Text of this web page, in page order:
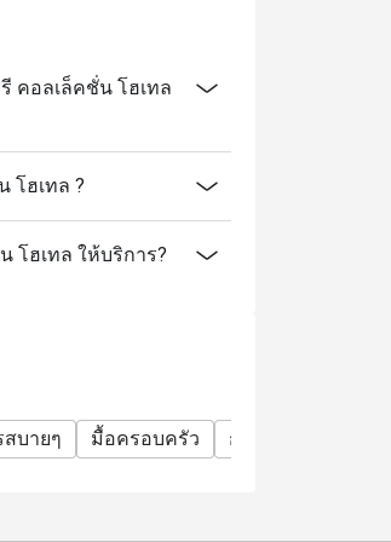
คอลเล็คชั่น โฮเทล
โฮเทล ?
โฮเทล ให้บริการ?
บายๆ มื้อครอบครัว กลุ่มเพื่อน